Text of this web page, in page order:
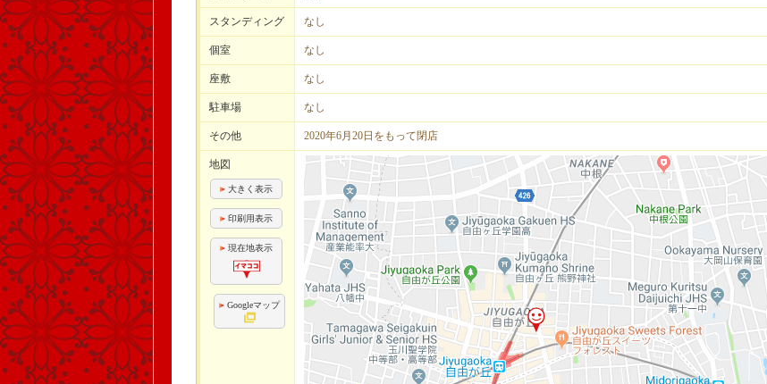
スタンディング なし
個室 なし
座敷 なし
駐車場 なし
その他 2020年6月20日をもって閉店
地図
大きく表示
印刷用表示
現在地表示
Googleマップ